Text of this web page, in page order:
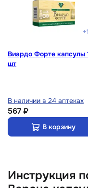
+
Виардо Форте капсулы
шт
В наличии в 24 аптеках
567 ₽
В корзину
Инструкция